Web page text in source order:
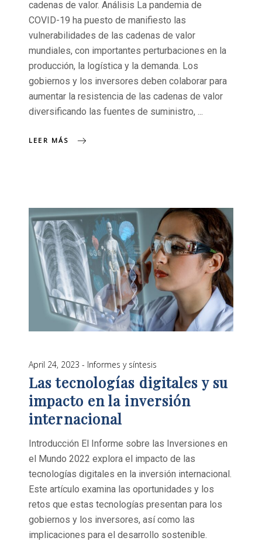
cadenas de valor. Análisis La pandemia de
COVID-19 ha puesto de manifiesto las
vulnerabilidades de las cadenas de valor
mundiales, con importantes perturbaciones en la
producción, la logística y la demanda. Los
gobiernos y los inversores deben colaborar para
aumentar la resistencia de las cadenas de valor
diversificando las fuentes de suministro,
LEER MÁS
April 24, 2023 Informes y síntesis
Las tecnologías digitales y su
impacto en la inversión
internacional
Introducción El Informe sobre las Inversiones en
el Mundo 2022 explora el impacto de las
tecnologías digitales en la inversión internacional.
Este artículo examina las oportunidades y los
retos que estas tecnologías presentan para los
gobiernos y los inversores, así como las
implicaciones para el desarrollo sostenible.